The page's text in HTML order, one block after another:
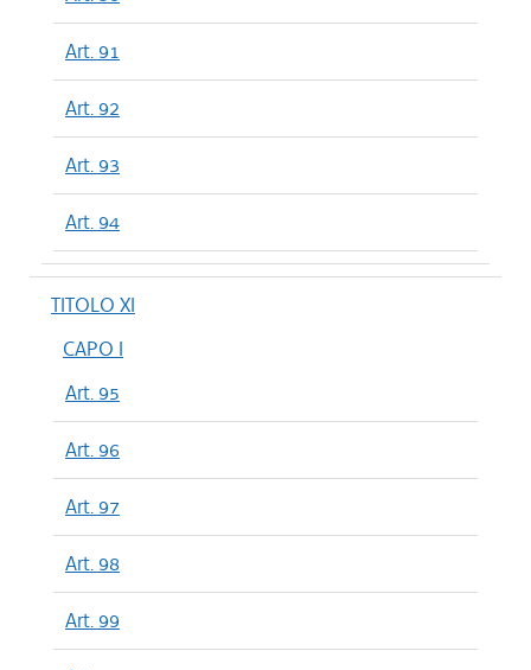
Art. 91
Art. 92
Art. 93
Art. 94
TITOLO XI
CAPO I
Art. 95
Art. 96
Art. 97
Art. 98
Art. 99